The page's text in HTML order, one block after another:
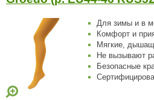
Для зимы и в
Комфорт и
Мягкие,
Не вызывают
Безопасные